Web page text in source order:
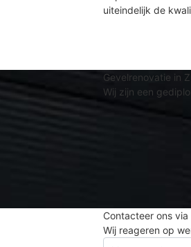
uiteindelijk de
Gevelrenovatie in
Wij zijn een
Contacteer ons
Wij reageren op